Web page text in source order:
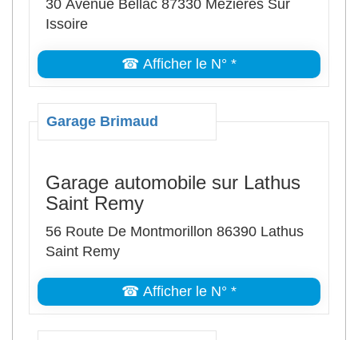
30 Avenue Bellac 87330 Mezieres Sur
Issoire
☎ Afficher le N° *
Garage Brimaud
Garage automobile sur Lathus
Saint Remy
56 Route De Montmorillon 86390 Lathus
Saint Remy
☎ Afficher le N° *